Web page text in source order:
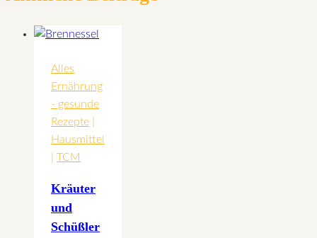
Alles
Ernährung
- gesunde
Rezepte
Hausmittel
TCM
Kräuter
und
Schüßler